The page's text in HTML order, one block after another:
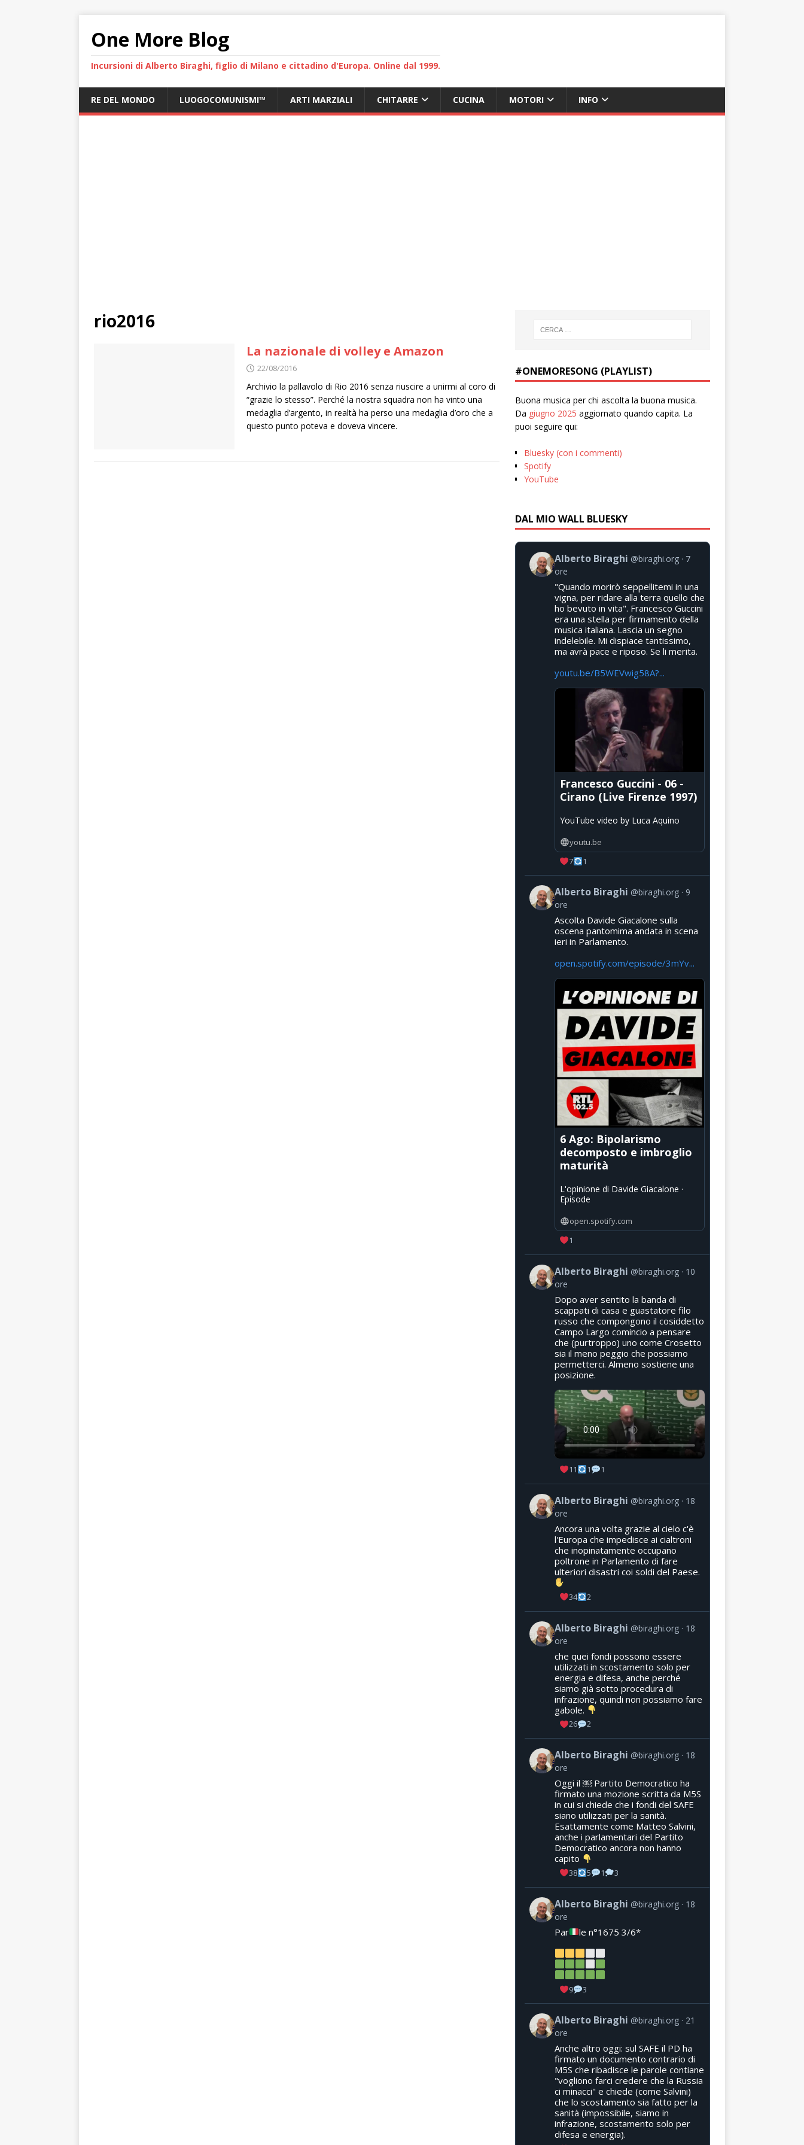
One More Blog
Incursioni di Alberto Biraghi, figlio di Milano e cittadino d'Europa. Online dal 1999.
RE DEL MONDO LUOGOCOMUNISMI™ ARTI MARZIALI CHITARRE CUCINA MOTORI INFO
rio2016
La nazionale di volley e Amazon
22/08/2016
Archivio la pallavolo di Rio 2016 senza riuscire a unirmi al coro di
“grazie lo stesso”. Perché la nostra squadra non ha vinto una
medaglia d’argento, in realtà ha perso una medaglia d’oro che a
questo punto poteva e doveva vincere.
#ONEMORESONG (PLAYLIST)
Buona musica per chi ascolta la buona musica.
Da giugno 2025 aggiornato quando capita. La
puoi seguire qui:
Bluesky (con i commenti)
Spotify
YouTube
DAL MIO WALL BLUESKY
Alberto Biraghi @biraghi.org
7
ore
"Quando morirò seppellitemi in una
vigna, per ridare alla terra quello che
ho bevuto in vita". Francesco Guccini
era una stella per firmamento della
musica italiana. Lascia un segno
indelebile. Mi dispiace tantissimo,
ma avrà pace e riposo. Se li merita.
youtu.be/B5WEVwig58A?...
Francesco Guccini - 06 -
Cirano (Live Firenze 1997)
YouTube video by Luca Aquino
youtu.be
7
1
Alberto Biraghi @biraghi.org
9
ore
Ascolta Davide Giacalone sulla
oscena pantomima andata in scena
ieri in Parlamento.
open.spotify.com/episode/3mYv...
6 Ago: Bipolarismo
decomposto e imbroglio
maturità
L'opinione di Davide Giacalone ·
Episode
open.spotify.com
1
Alberto Biraghi @biraghi.org
10
ore
Dopo aver sentito la banda di
scappati di casa e guastatore filo
russo che compongono il cosiddetto
Campo Largo comincio a pensare
che (purtroppo) uno come Crosetto
sia il meno peggio che possiamo
permetterci. Almeno sostiene una
posizione.
11 1 1
Alberto Biraghi @biraghi.org
18
ore
Ancora una volta grazie al cielo c'è
l'Europa che impedisce ai cialtroni
che inopinatamente occupano
poltrone in Parlamento di fare
ulteriori disastri coi soldi del Paese.
34 2
Alberto Biraghi @biraghi.org
18
ore
che quei fondi possono essere
utilizzati in scostamento solo per
energia e difesa, anche perché
siamo già sotto procedura di
infrazione, quindi non possiamo fare
gabole.
26 2
Alberto Biraghi @biraghi.org
18
ore
Oggi il ￼ Partito Democratico ha
firmato una mozione scritta da M5S
in cui si chiede che i fondi del SAFE
siano utilizzati per la sanità.
Esattamente come Matteo Salvini,
anche i parlamentari del Partito
Democratico ancora non hanno
capito
38 5 1 3
Alberto Biraghi @biraghi.org
18
ore
Par le n°1675 3/6*
9 3
Alberto Biraghi @biraghi.org
21
ore
Anche altro oggi: sul SAFE il PD ha
firmato un documento contrario di
M5S che ribadisce le parole contiane
"vogliono farci credere che la Russia
ci minacci" e chiede (come Salvini)
che lo scostamento sia fatto per la
sanità (impossibile, siamo in
infrazione, scostamento solo per
difesa e energia).